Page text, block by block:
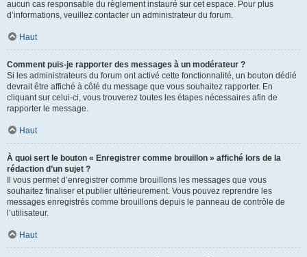
aucun cas responsable du règlement instauré sur cet espace. Pour plus
d’informations, veuillez contacter un administrateur du forum.
Haut
Comment puis-je rapporter des messages à un modérateur ?
Si les administrateurs du forum ont activé cette fonctionnalité, un bouton dédié
devrait être affiché à côté du message que vous souhaitez rapporter. En
cliquant sur celui-ci, vous trouverez toutes les étapes nécessaires afin de
rapporter le message.
Haut
À quoi sert le bouton « Enregistrer comme brouillon » affiché lors de la
rédaction d’un sujet ?
Il vous permet d’enregistrer comme brouillons les messages que vous
souhaitez finaliser et publier ultérieurement. Vous pouvez reprendre les
messages enregistrés comme brouillons depuis le panneau de contrôle de
l’utilisateur.
Haut